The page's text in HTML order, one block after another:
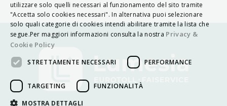
DEUTSCH
POLSKI
PORTUGUÊS
utilizzare solo quelli necessari al funzionamento del sito tramite
"Accetta solo cookies necessari". In alternativa puoi selezionare
solo quali categorie di cookies intendi abilitare tramite la lista che
segue.Per maggiori informazioni consulta la nostra Privacy &
Cookie Policy
STRETTAMENTE NECESSARI PERFORMANCE
TARGETING FUNZIONALITÀ
MOSTRA DETTAGLI